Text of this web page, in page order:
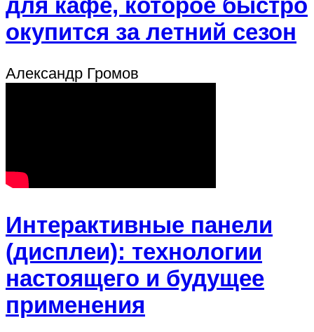
окупится за летний сезон
Александр Громов
Интерактивные панели
(дисплеи): технологии
настоящего и будущее
применения